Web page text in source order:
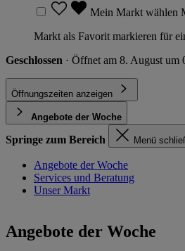
Mein Markt wählen
Markt als Favorit markieren für
Geschlossen · Öffnet am 8. August um
Öffnungszeiten anzeigen
Angebote der Woche
Springe zum Bereich Menü
Angebote der Woche
Services und Beratung
Unser Markt
Angebote der Woche